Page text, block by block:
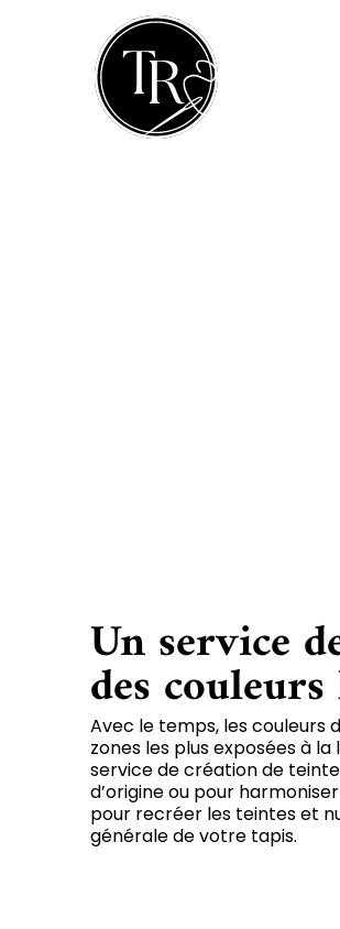
Un service
des
Avec le temps, les couleurs
zones les plus exposées à
service de création de
d’origine ou pour
pour recréer les teintes et
générale de votre tapis.